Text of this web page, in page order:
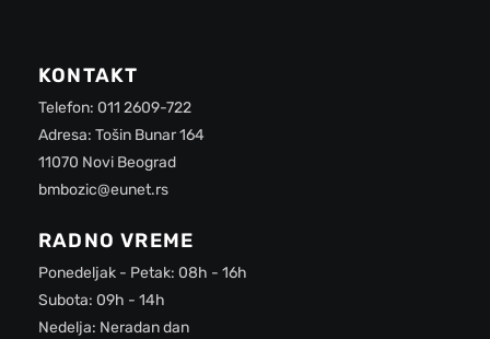
KONTAKT
Telefon: 011 2609-722
Adresa: Tošin Bunar 164
11070 Novi Beograd
bmbozic@eunet.rs
RADNO VREME
Ponedeljak - Petak: 08h - 16h
Subota: 09h - 14h
Nedelja: Neradan dan